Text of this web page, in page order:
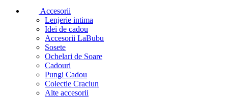
Accesorii
Lenjerie intima
Idei de cadou
Accesorii LaBubu
Sosete
Ochelari de Soare
Cadouri
Pungi Cadou
Colectie Craciun
Alte accesorii